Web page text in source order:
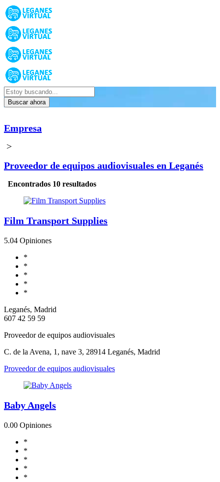
Buscar ahora
Empresa
>
Proveedor de equipos audiovisuales en Leganés
Encontrados 10 resultados
Film Transport Supplies
5.04 Opiniones
*
*
*
*
*
Leganés, Madrid
607 42 59 59
Proveedor de equipos audiovisuales
C. de la Avena, 1, nave 3, 28914 Leganés, Madrid
Proveedor de equipos audiovisuales
Baby Angels
0.00 Opiniones
*
*
*
*
*